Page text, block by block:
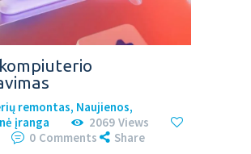
remontas, Naujienos,
įranga
2069 Views
0 Comments Share